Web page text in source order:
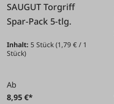
SAUGUT Torgriff
Spar-Pack 5-tlg.
Inhalt: 5 Stück(1,79 € / 1
Stück)
Ab
8,95 €*